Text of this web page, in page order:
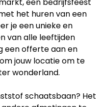
het huren van een
je een unieke en
van alle leeftijden
een offerte aan en
jouw locatie om te
wonderland.
schaatsbaan? Het